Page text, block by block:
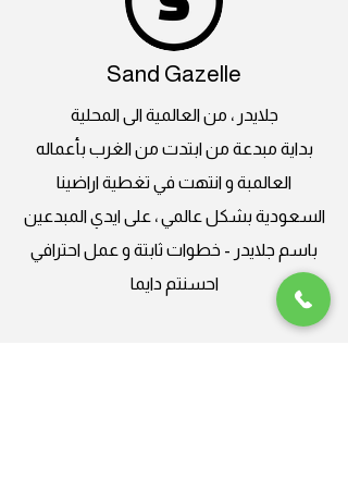
Sand Gazelle
جلايدر ، من العالمية الى المحلية
بداية مبدعة من ابتدت من الغرب بأعماله
العالمبة و انتهت في تغطية اراضينا
السعودية بشكل عالمي ، على ايدي المبدعين
باسم جلايدر - خطوات ثابتة و عمل احترافي
احسنتم دايما